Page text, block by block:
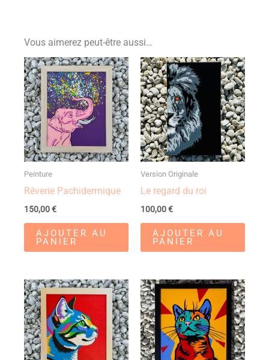
Vous aimerez peut-être aussi…
Peinture
Rêverie Pachidermique
150,00€
AJOUTER AU
PANIER
Version Originale
Le regard du roi
100,00€
AJOUTER AU
PANIER